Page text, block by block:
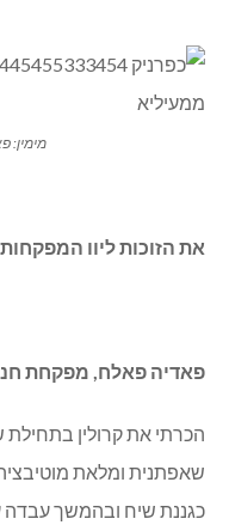
מימין:
את הזוכות ליוו
פאדיה פאלח, מפקחת
שאפתנית ומלאת
כגננת שיח ובהמשך עבדה